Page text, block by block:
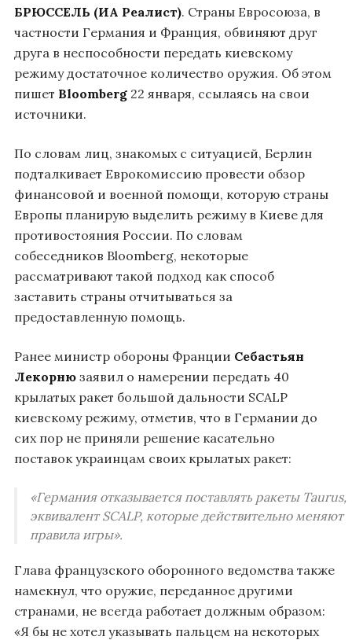
БРЮССЕЛЬ (ИА Реалист). Страны Евросоюза, в
частности Германия и Франция, обвиняют друг
друга в неспособности передать киевскому
режиму достаточное количество оружия. Об этом
пишет Bloomberg 22 января, ссылаясь на свои
источники.
По словам лиц, знакомых с ситуацией, Берлин
подталкивает Еврокомиссию провести обзор
финансовой и военной помощи, которую страны
Европы планирую выделить режиму в Киеве для
противостояния России. По словам
собеседников Bloomberg, некоторые
рассматривают такой подход как способ
заставить страны отчитываться за
предоставленную помощь.
Ранее министр обороны Франции Себастьян
Лекорню заявил о намерении передать 40
крылатых ракет большой дальности SCALP
киевскому режиму, отметив, что в Германии до
сих пор не приняли решение касательно
поставок украинцам своих крылатых ракет:
«Германия отказывается поставлять ракеты Taurus,
эквивалент SCALP, которые действительно меняют
правила игры».
Глава французского оборонного ведомства также
намекнул, что оружие, переданное другими
странами, не всегда работает должным образом:
«Я бы не хотел указывать пальцем на некоторых